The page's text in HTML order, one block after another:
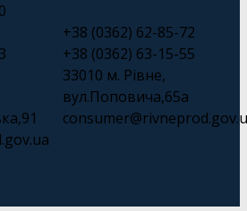
+38 (0362) 62-85-72
+38 (0362) 63-15-55
33010 м. Рівне,
вул.Поповича,65а